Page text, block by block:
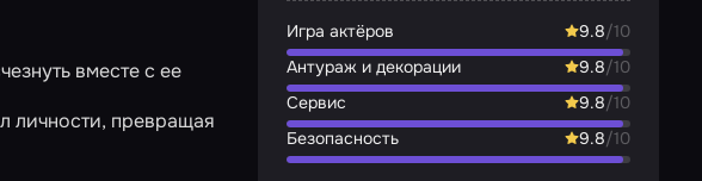
вместе с ее
личности, превращая
Игра актёров 9.8/10
Антураж и декорации
9.8/10
Сервис
9.8/10
Безопасность
9.8/10